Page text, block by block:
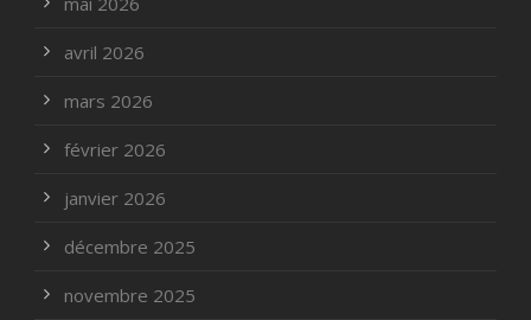
avril 2026
mars 2026
février 2026
janvier 2026
décembre 2025
novembre 2025